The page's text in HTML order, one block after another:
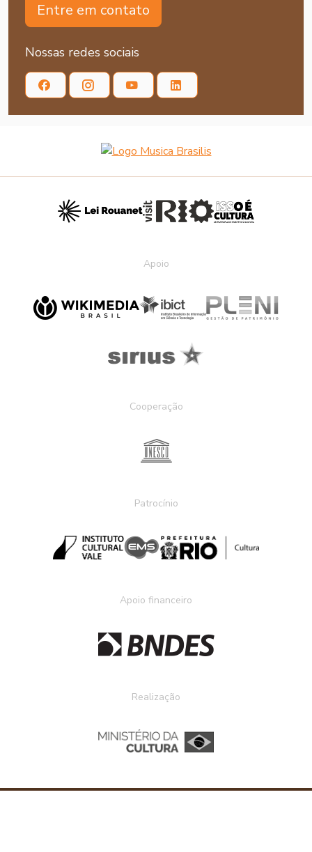
Entre em contato
Nossas redes sociais
Apoio
Cooperação
Patrocínio
Apoio financeiro
Realização